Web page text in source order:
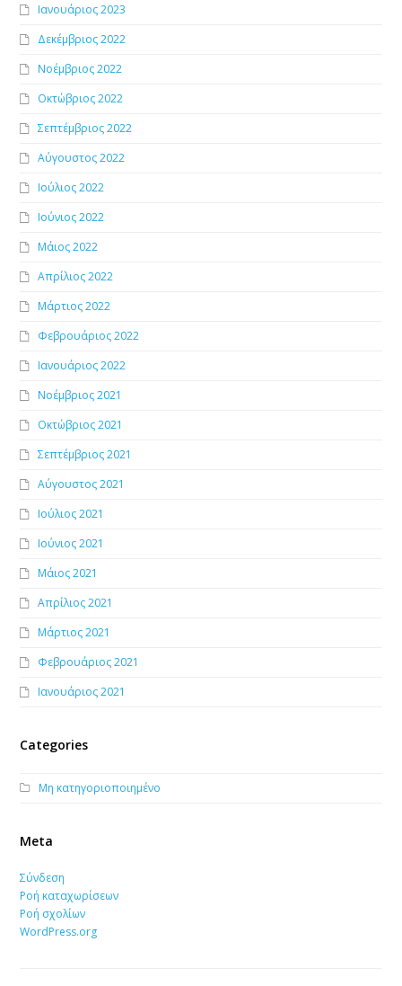
Ιανουάριος 2023
Δεκέμβριος 2022
Νοέμβριος 2022
Οκτώβριος 2022
Σεπτέμβριος 2022
Αύγουστος 2022
Ιούλιος 2022
Ιούνιος 2022
Μάιος 2022
Απρίλιος 2022
Μάρτιος 2022
Φεβρουάριος 2022
Ιανουάριος 2022
Νοέμβριος 2021
Οκτώβριος 2021
Σεπτέμβριος 2021
Αύγουστος 2021
Ιούλιος 2021
Ιούνιος 2021
Μάιος 2021
Απρίλιος 2021
Μάρτιος 2021
Φεβρουάριος 2021
Ιανουάριος 2021
Categories
Μη κατηγοριοποιημένο
Meta
Σύνδεση
Ροή καταχωρίσεων
Ροή σχολίων
WordPress.org